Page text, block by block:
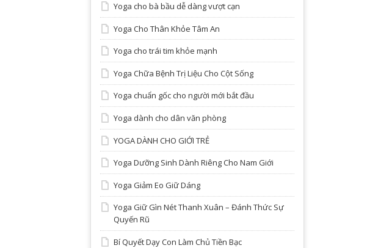
Yoga cho bà bầu dễ dàng vượt cạn
Yoga Cho Thân Khỏe Tâm An
Yoga cho trái tim khỏe mạnh
Yoga Chữa Bệnh Trị Liệu Cho Cột Sống
Yoga chuẩn gốc cho người mới bắt đầu
Yoga dành cho dân văn phòng
YOGA DÀNH CHO GIỚI TRẺ
Yoga Dưỡng Sinh Dành Riêng Cho Nam Giới
Yoga Giảm Eo Giữ Dáng
Yoga Giữ Gìn Nét Thanh Xuân – Đánh Thức Sự
Quyến Rũ
Bí Quyết Dạy Con Làm Chủ Tiền Bạc